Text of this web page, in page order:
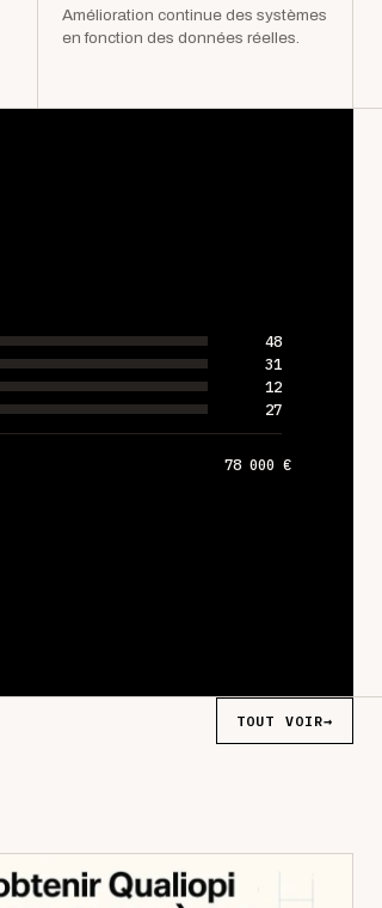
Amélioration continue des systèmes
en fonction des données réelles.
48
31
12
27
78 000 €
TOUT VOIR→